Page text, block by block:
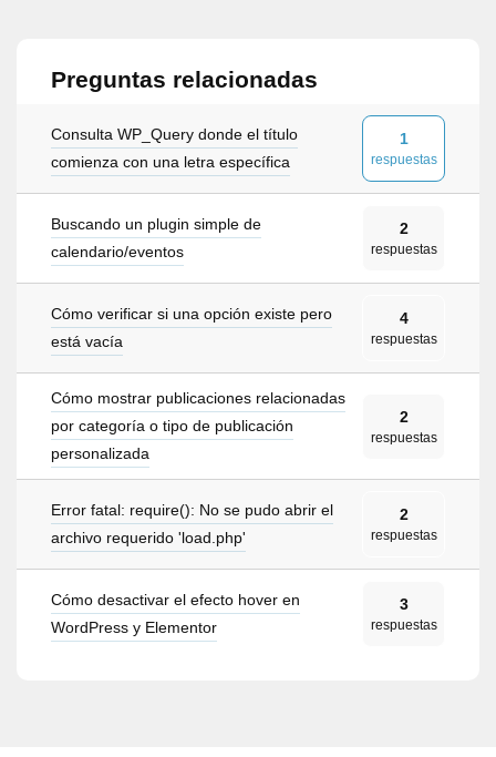
Preguntas relacionadas
Consulta WP_Query donde el título
comienza con una letra específica
1
respuestas
Buscando un plugin simple de
calendario/eventos
2
respuestas
Cómo verificar si una opción existe pero
está vacía
4
respuestas
Cómo mostrar publicaciones relacionadas
por categoría o tipo de publicación
personalizada
2
respuestas
Error fatal: require(): No se pudo abrir el
archivo requerido 'load.php'
2
respuestas
Cómo desactivar el efecto hover en
WordPress y Elementor
3
respuestas